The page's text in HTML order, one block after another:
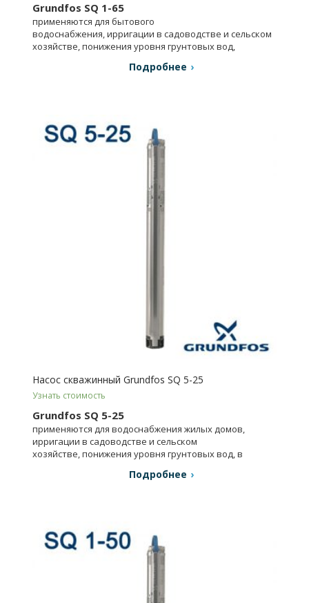
Grundfos SQ 1-65
применяются для бытового
водоснабжения, ирригации в садоводстве и сельском
хозяйстве, понижения уровня грунтовых вод,
Подробнее
Насос скважинный Grundfos SQ 5-25
Узнать стоимость
Grundfos SQ 5-25
применяются для водоснабжения жилых домов,
ирригации в садоводстве и сельском
хозяйстве, понижения уровня грунтовых вод, в
Подробнее